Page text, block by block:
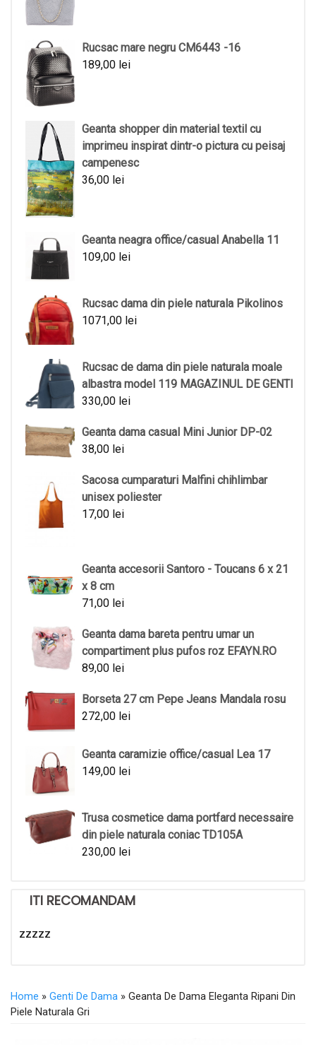
Rucsac mare negru CM6443 -16
189,00 lei
Geanta shopper din material textil cu
imprimeu inspirat dintr-o pictura cu peisaj
campenesc
36,00 lei
Geanta neagra office/casual Anabella 11
109,00 lei
Rucsac dama din piele naturala Pikolinos
1071,00 lei
Rucsac de dama din piele naturala moale
albastra model 119 MAGAZINUL DE GENTI
330,00 lei
Geanta dama casual Mini Junior DP-02
38,00 lei
Sacosa cumparaturi Malfini chihlimbar
unisex poliester
17,00 lei
Geanta accesorii Santoro - Toucans 6 x 21
x 8 cm
71,00 lei
Geanta dama bareta pentru umar un
compartiment plus pufos roz EFAYN.RO
89,00 lei
Borseta 27 cm Pepe Jeans Mandala rosu
272,00 lei
Geanta caramizie office/casual Lea 17
149,00 lei
Trusa cosmetice dama portfard necessaire
din piele naturala coniac TD105A
230,00 lei
ITI RECOMANDAM
zzzzz
Home » Genti De Dama » Geanta De Dama Eleganta Ripani Din
Piele Naturala Gri